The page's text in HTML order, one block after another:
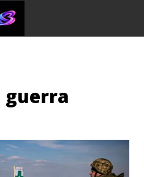
guerra